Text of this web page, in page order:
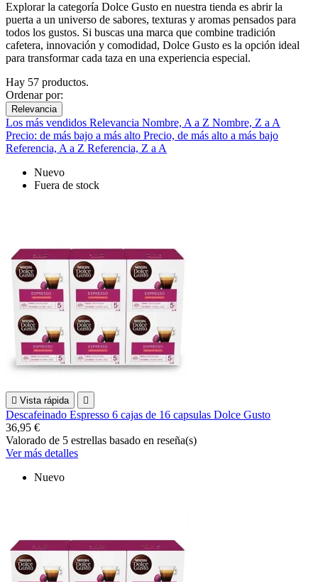
Explorar la categoría Dolce Gusto en nuestra tienda es abrir la
puerta a un universo de sabores, texturas y aromas pensados para
todos los gustos. Si buscas una marca que combine tradición
cafetera, innovación y comodidad, Dolce Gusto es la opción ideal
para transformar cada taza en una experiencia especial.
Hay 57 productos.
Ordenar por:
Relevancia
Los más vendidos Relevancia Nombre, A a Z Nombre, Z a A
Precio: de más bajo a más alto Precio, de más alto a más bajo
Referencia, A a Z Referencia, Z a A
Nuevo
Fuera de stock
 Vista rápida 
Descafeinado Espresso 6 cajas de 16 capsulas Dolce Gusto
36,95 €
Valorado de 5 estrellas basado en reseña(s)
Ver más detalles
Nuevo